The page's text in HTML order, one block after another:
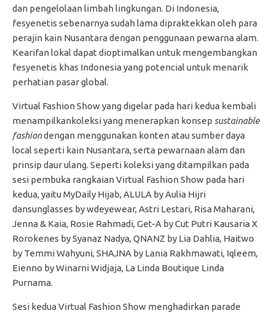
dan pengelolaan limbah lingkungan. Di Indonesia,
fesyenetis sebenarnya sudah lama dipraktekkan oleh para
perajin kain Nusantara dengan penggunaan pewarna alam.
Kearifan lokal dapat dioptimalkan untuk mengembangkan
fesyenetis khas Indonesia yang potencial untuk menarik
perhatian pasar global.
Virtual Fashion Show yang digelar pada hari kedua kembali
menampilkankoleksi yang menerapkan konsep sustainable
fashiondengan menggunakan konten atau sumber daya
local seperti kain Nusantara, serta pewarnaan alam dan
prinsip daur ulang. Seperti koleksi yang ditampilkan pada
sesi pembuka rangkaian Virtual Fashion Show pada hari
kedua, yaitu MyDaily Hijab, ALULA by Aulia Hijri
dansunglasses by wdeyewear, Astri Lestari, Risa Maharani,
Jenna & Kaia, Rosie Rahmadi, Get-A by Cut Putri Kausaria X
Rorokenes by Syanaz Nadya, QNANZ by Lia Dahlia, Haitwo
by Temmi Wahyuni, SHAJNA by Lania Rakhmawati, Iqleem,
Eienno by Winarni Widjaja, La Linda Boutique Linda
Purnama.
Sesi kedua Virtual Fashion Show menghadirkan parade